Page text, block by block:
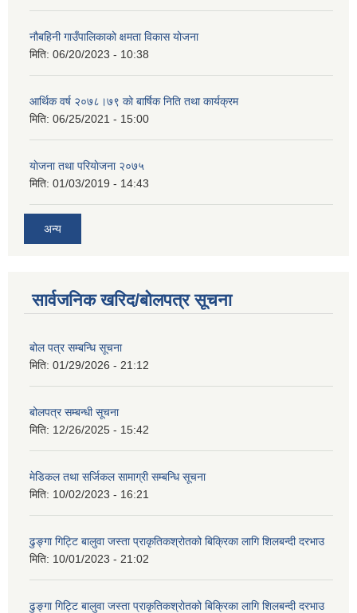
नौबहिनी गाउँपालिकाको क्षमता विकास योजना
मिति: 06/20/2023 - 10:38
आर्थिक वर्ष २०७८।७९ काे बार्षिक निति तथा कार्यक्रम
मिति: 06/25/2021 - 15:00
याेजना तथा परियाेजना २०७५
मिति: 01/03/2019 - 14:43
अन्य
सार्वजनिक खरिद/बोलपत्र सूचना
बोल पत्र सम्बन्धि सूचना
मिति: 01/29/2026 - 21:12
बोलपत्र सम्बन्धी सूचना
मिति: 12/26/2025 - 15:42
मेडिकल तथा सर्जिकल सामाग्री सम्बन्धि सूचना
मिति: 10/02/2023 - 16:21
ढुङ्गा गिट्टि बालुवा जस्ता प्राकृतिकश्रोतको बिक्रिका लागि शिलबन्दी दरभाउ
मिति: 10/01/2023 - 21:02
ढुङ्गा गिट्टि बालुवा जस्ता प्राकृतिकश्रोतको बिक्रिका लागि शिलबन्दी दरभाउ